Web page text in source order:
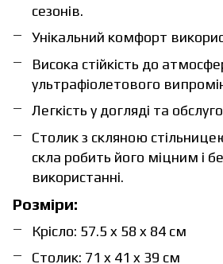
сезонів.
Унікальний комфорт
Висока стійкість до
ультрафіолетового
Легкість у догляді та
Столик з скляною
скла робить його міцним і
використанні.
Розміри:
Крісло: 57.5 x 58 x 84 см
Столик: 71 x 41 x 39 см